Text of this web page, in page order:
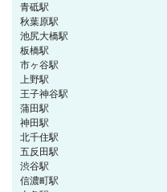
青砥駅
秋葉原駅
池尻大橋駅
板橋駅
市ヶ谷駅
上野駅
王子神谷駅
蒲田駅
神田駅
北千住駅
五反田駅
渋谷駅
信濃町駅